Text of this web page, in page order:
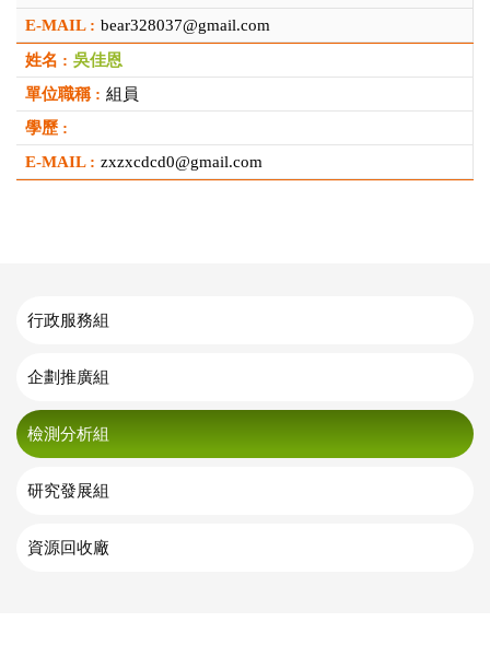
bear328037@gmail.com
吳佳恩
組員
zxzxcdcd0@gmail.com
行政服務組
企劃推廣組
檢測分析組
研究發展組
資源回收廠